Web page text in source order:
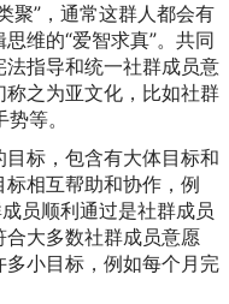
聚”，通常这群人都会有
维的“爱智求真”。共同
指导和统一社群成员意
之为亚文化，比如社群
等。
标，包含有大体目标和
相互帮助和协作，例
员顺利通过是社群成员
大多数社群成员意愿
小目标，例如每个月完